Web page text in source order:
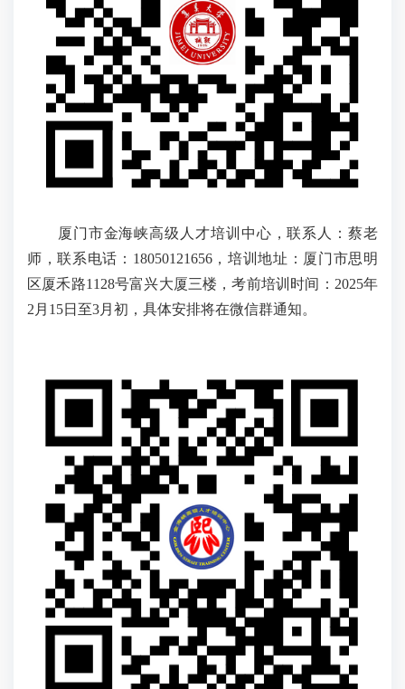
厦门市金海峡高级人才培训中心，联系人：蔡老
师，联系电话：18050121656，培训地址：厦门市思明
区厦禾路1128号富兴大厦三楼，考前培训时间：2025年
2月15日至3月初，具体安排将在微信群通知。